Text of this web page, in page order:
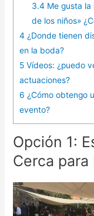
3.4 Me gusta la
de los niños»
4 ¿Donde tienen
en la boda?
5 Vídeos: ¿puedo
actuaciones?
6 ¿Cómo obtengo
evento?
Opción 1:
Cerca para